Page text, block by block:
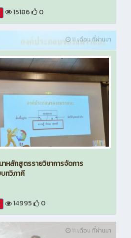
15186 0
11 เดือน ที่ผ่านมา
หลักสูตรรายวิชาการจัดการ
ทวิภาคี
14995 0
11 เดือน ที่ผ่านมา